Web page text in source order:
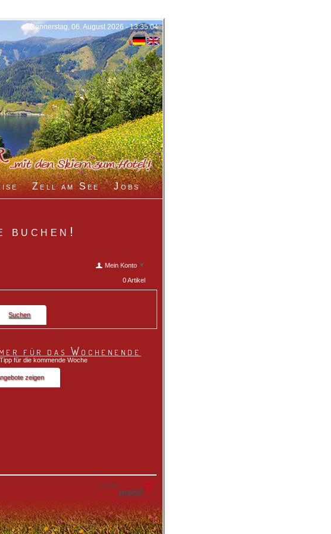
Zell am See Jobs
Donnerstag, 06. August 2026 - 13:35:04
buchen!
u Mein Konto
0 Artikel
Suchen
für das Wochenende
für die kommende Woche